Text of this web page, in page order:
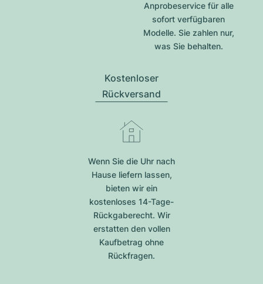
Anprobeservice für alle
sofort verfügbaren
Modelle. Sie zahlen nur,
was Sie behalten.
Kostenloser
Rückversand
Wenn Sie die Uhr nach
Hause liefern lassen,
bieten wir ein
kostenloses 14-Tage-
Rückgaberecht. Wir
erstatten den vollen
Kaufbetrag ohne
Rückfragen.